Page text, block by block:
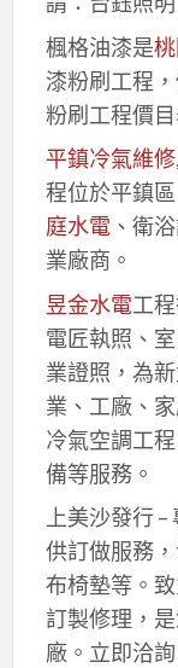
楓格油漆是
漆粉刷工程
粉刷工程價
平鎮冷氣維修
程位於平鎮
庭水電、衛
業廠商。
昱金水電工
電匠執照、
業證照，為
業、工廠、
冷氣空調工
備等服務。
上美沙發行 –
供訂做服務
布椅墊等。
訂製修理，
廠。立即洽